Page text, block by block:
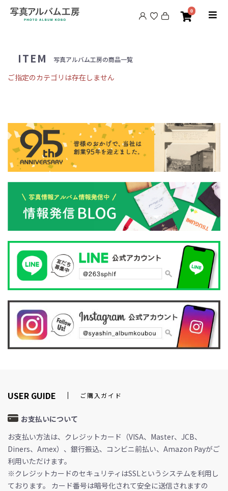
0
ITEM 写真アルバム工房の商品一覧
ご指定のカテゴリは存在しません
USER GUIDE ご購入ガイド
お支払いについて
お支払い方法は、クレジットカード（VISA、Master、JCB、
Diners、Amex）、銀行振込、コンビニ前払い、Amazon Payがご
利用いただけます。
※クレジットカードのセキュリティはSSLというシステムを利用し
ております。 カード番号は暗号化されて安全に送信されますの